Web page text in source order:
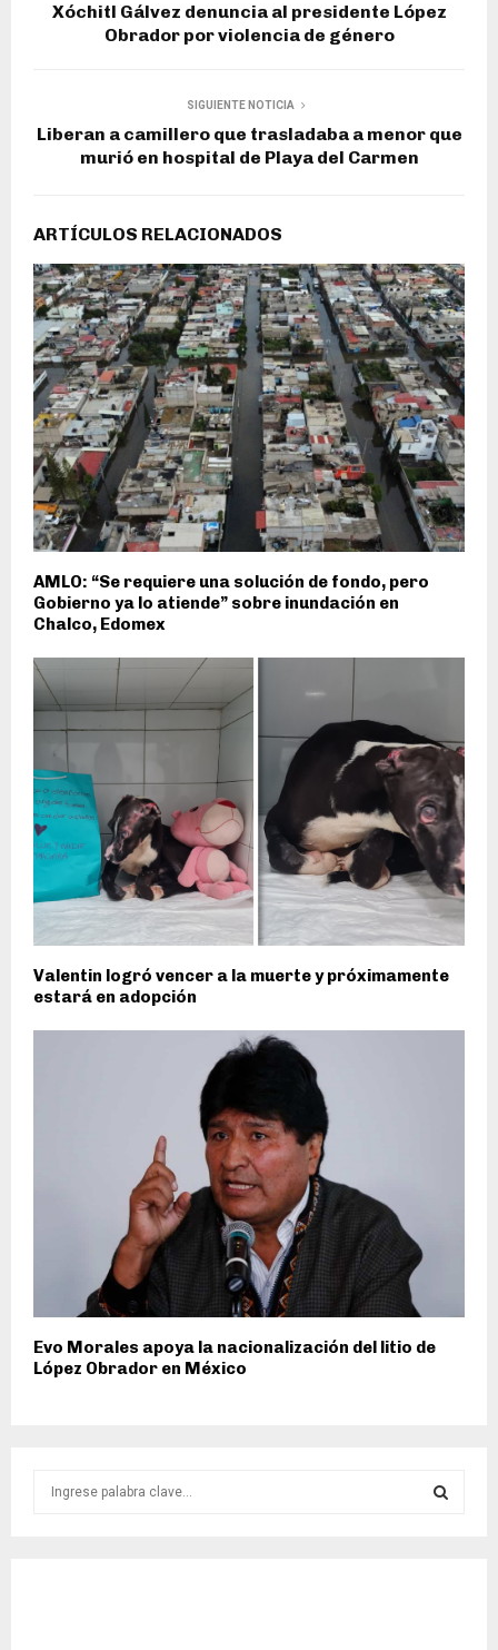
Xóchitl Gálvez denuncia al presidente López
Obrador por violencia de género
SIGUIENTE NOTICIA
Liberan a camillero que trasladaba a menor que
murió en hospital de Playa del Carmen
ARTÍCULOS RELACIONADOS
AMLO: “Se requiere una solución de fondo, pero
Gobierno ya lo atiende” sobre inundación en
Chalco, Edomex
Valentin logró vencer a la muerte y próximamente
estará en adopción
Evo Morales apoya la nacionalización del litio de
López Obrador en México